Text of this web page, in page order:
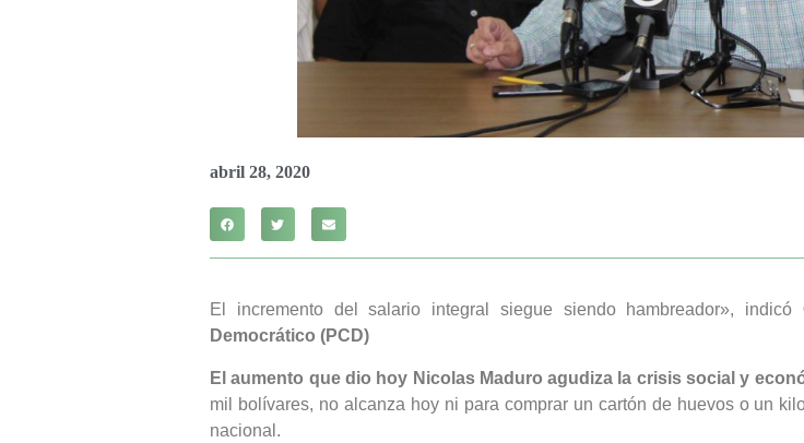
abril 28, 2020
El incremento del salario integral siegue siendo hambreador», indicó
Democrático (PCD)
El aumento que dio hoy Nicolas Maduro agudiza la crisis social y
mil bolívares, no alcanza hoy ni para comprar un cartón de huevos o un
nacional.